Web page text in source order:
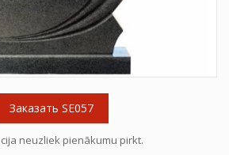
Заказать SE057
neuzliek pienākumu pirkt.